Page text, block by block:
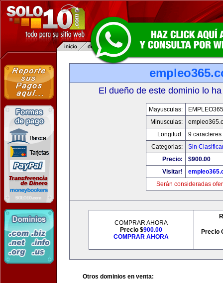
El dueño de este dominio lo
Mayusculas:
Minusculas:
Longitud:
9 caracteres
Categorias:
Sin
Precio:
$900.00
Visitar!
Serán consideradas
COMPRAR AHORA
Precio $900.00
COMPRAR AHORA
Precio
Otros dominios en venta: